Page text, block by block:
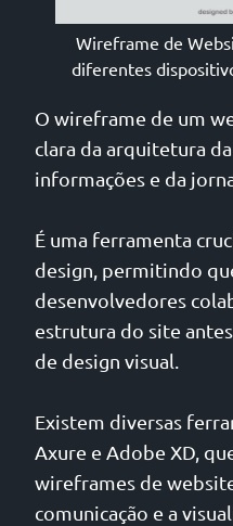
Wireframe de
diferentes
O wireframe de um
clara da arquitetura
informações e da
É uma ferramenta
design, permitindo
desenvolvedores
estrutura do site
de design visual.
Existem diversas
Axure e Adobe XD,
wireframes de
comunicação e a